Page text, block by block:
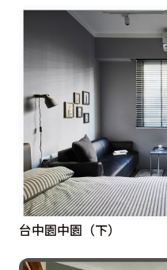
台中園中園（下）